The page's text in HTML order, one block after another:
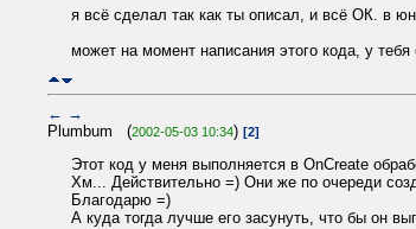
я всё сделал так как ты описал, и всё ОК. в
может на момент написания этого кода, у
← →
Plumbum (2002-05-03 10:34) [2]
Этот код у меня выполняется в OnCreate
Хм... Действительно =) Они же по очереди
Благодарю =)
А куда тогда лучше его засунуть, что бы он